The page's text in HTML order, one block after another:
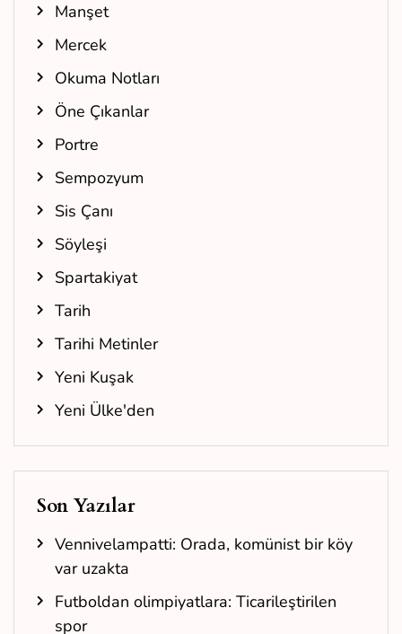
Manşet
Mercek
Okuma Notları
Öne Çıkanlar
Portre
Sempozyum
Sis Çanı
Söyleşi
Spartakiyat
Tarih
Tarihi Metinler
Yeni Kuşak
Yeni Ülke'den
Son Yazılar
Vennivelampatti: Orada, komünist bir köy
var uzakta
Futboldan olimpiyatlara: Ticarileştirilen
spor